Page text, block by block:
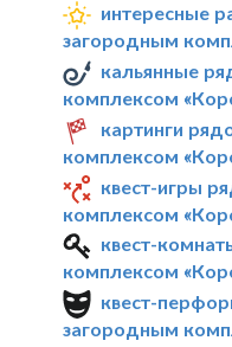
интересные
загородным
кальянные
комплексом
картинги
комплексом
квест-игры
комплексом
квест-
комплексом
квест-
загородным